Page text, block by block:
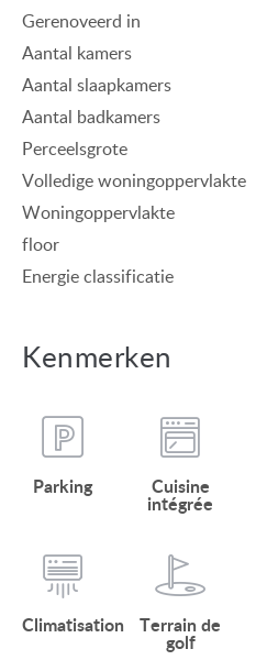
Gerenoveerd in
Aantal kamers
Aantal slaapkamers
Aantal badkamers
Perceelsgrote
Volledige woningoppervlakte
Woningoppervlakte
floor
Energie classificatie
Kenmerken
Parking Cuisine
intégrée
Climatisation Terrain de
golf